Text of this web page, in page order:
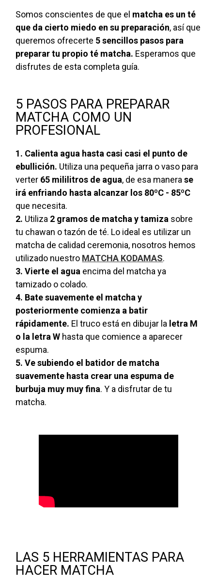
Somos conscientes de que el matcha es un té
que da cierto miedo en su preparación, así que
queremos ofrecerte 5 sencillos pasos para
preparar tu propio té matcha. Esperamos que
disfrutes de esta completa guía.
5 PASOS PARA PREPARAR
MATCHA COMO UN
PROFESIONAL
1. Calienta agua hasta casi casi el punto de
ebullición. Utiliza una pequeña jarra o vaso para
verter 65 mililitros de agua, de esa manerase
irá enfriando hasta alcanzar los 80ºC - 85ºC
que necesita.
2. Utiliza 2 gramos de matcha y tamiza sobre
tu chawan o tazón de té. Lo ideal es utilizar un
matcha de calidad ceremonia, nosotros hemos
utilizado nuestro MATCHA KODAMAS.
3. Vierte el agua encima del matcha ya
tamizado o colado.
4. Bate suavemente el matcha y
posteriormente comienza a batir
rápidamente. El truco está en dibujar la letra M
o la letra W hasta que comience a aparecer
espuma.
5. Ve subiendo el batidor de matcha
suavemente hasta crear una espuma de
burbuja muy muy fina. Y a disfrutar de tu
matcha.
LAS 5 HERRAMIENTAS PARA
HACER MATCHA